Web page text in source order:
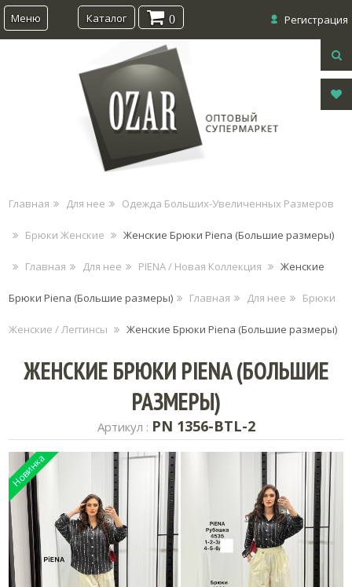
Меню Регистрация
Каталог 0
Главная Для нее Одежда Больших-Увеличенных Размеров
Брюки Женские Женские Брюки Piena (Большие размеры)
Главная Для нее PIENA / Новая Коллекция Женские
Брюки Piena (Большие размеры) Главная Для нее Брюки
Женские / Леггинсы Женские Брюки Piena (Большие размеры)
ЖЕНСКИЕ БРЮКИ PIENA (БОЛЬШИЕ
РАЗМЕРЫ)
Артикул : PN 1356-BTL-2